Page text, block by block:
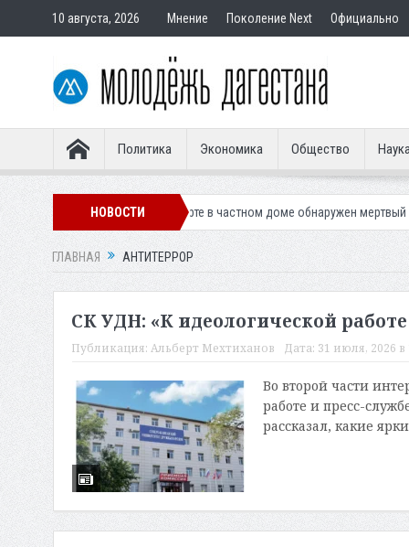
10 августа, 2026 Мнение Поколение Next Официально
Политика Экономика Общество
НОВОСТИ
В Хасавюрте в частном доме обнаружен мертвый ребенок
ГЛАВНАЯ АНТИТЕРРОР
СК УДН: «К идеологической
Публикация:Альберт Мехтиханов Дата: 31 июля, 2026 в
Во второй части
работе и пресс-
рассказал, какие